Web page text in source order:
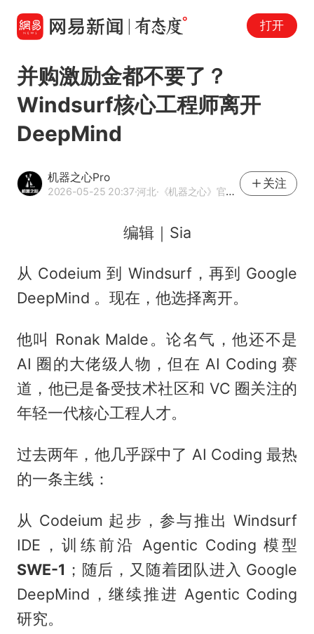
打开
并购激励金都不要了？
Windsurf核心工程师离开
DeepMind
机器之心Pro
2026-05-25 20:37·河北·《机器之心》官方网易号
关注
编辑｜Sia
从 Codeium 到 Windsurf，再到 Google
DeepMind 。现在，他选择离开。
他叫 Ronak Malde。论名气，他还不是
AI 圈的大佬级人物，但在 AI Coding 赛
道，他已是备受技术社区和 VC 圈关注的
年轻一代核心工程人才。
过去两年，他几乎踩中了 AI Coding 最热
的一条主线：
从 Codeium 起步，参与推出 Windsurf
IDE，训练前沿 Agentic Coding 模型
SWE-1 ；随后，又随着团队进入 Google
DeepMind，继续推进 Agentic Coding
研究。